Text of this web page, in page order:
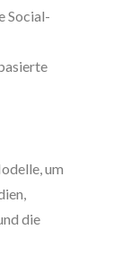
Social-
um
die